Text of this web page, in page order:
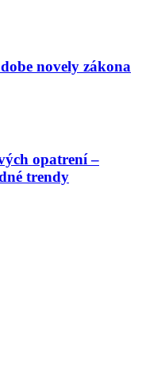
novely zákona
opatrení –
trendy